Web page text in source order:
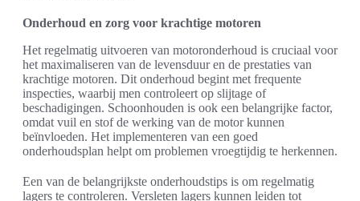
Onderhoud en zorg voor krachtige motoren
Het regelmatig uitvoeren van motoronderhoud is cruciaal voor
het maximaliseren van de levensduur en de prestaties van
krachtige motoren. Dit onderhoud begint met frequente
inspecties, waarbij men controleert op slijtage of
beschadigingen. Schoonhouden is ook een belangrijke factor,
omdat vuil en stof de werking van de motor kunnen
beïnvloeden. Het implementeren van een goed
onderhoudsplan helpt om problemen vroegtijdig te herkennen.
Een van de belangrijkste onderhoudstips is om regelmatig
lagers te controleren. Versleten lagers kunnen leiden tot